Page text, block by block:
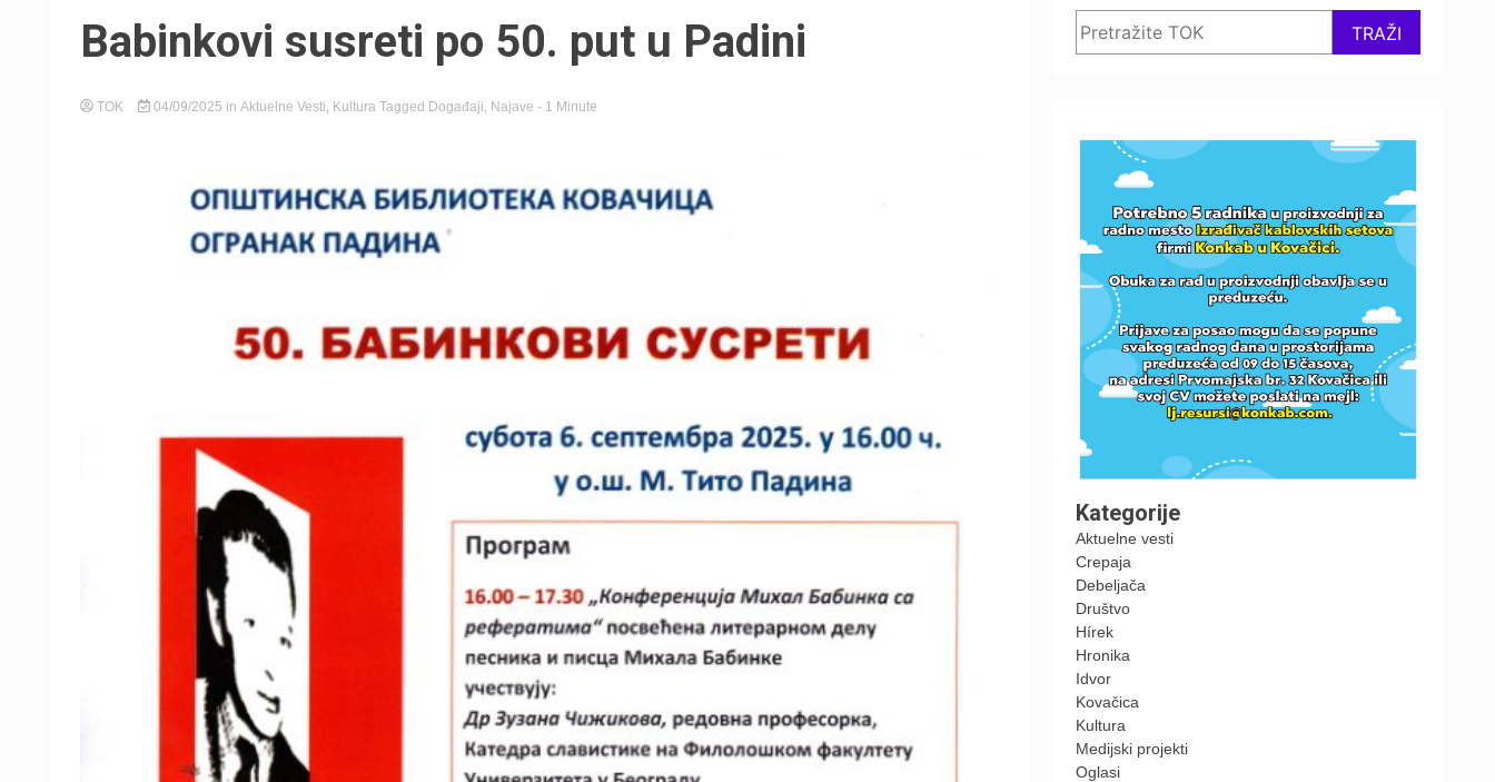
Babinkovi susreti po 50. put u Padini
TOK 04/09/2025 in Aktuelne Vesti Kultura Tagged Događaji Najave - 1 Minute
TRAŽI
Kategorije
Aktuelne vesti
Crepaja
Debeljača
Društvo
Hírek
Hronika
Idvor
Kovačica
Kultura
Medijski projekti
Oglasi